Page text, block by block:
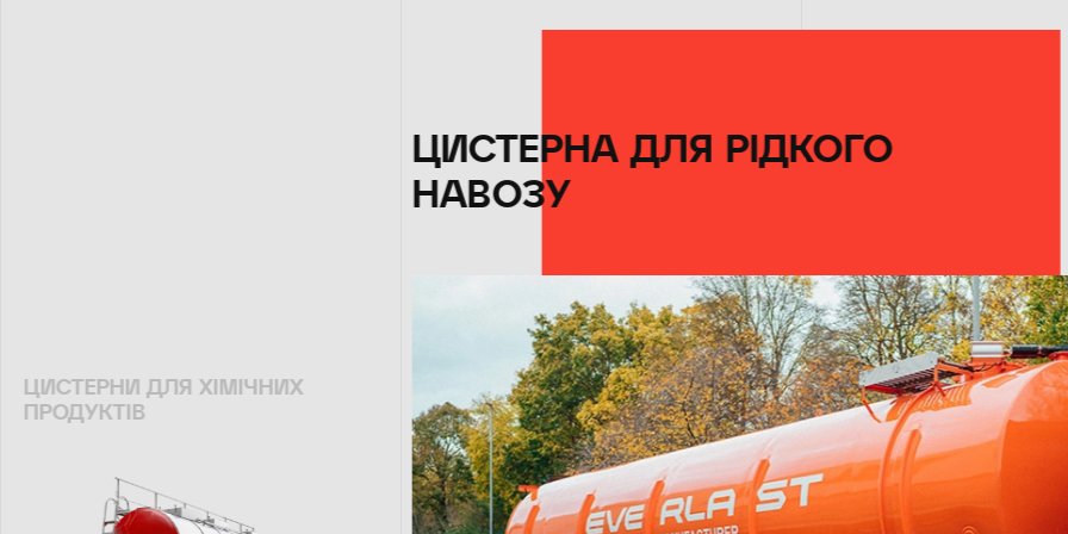
ЦИСТЕРНИ ДЛЯ ХІМІЧНИХ
ПРОДУКТІВ
ЦИСТЕРНА ДЛЯ РІДКОГО
НАВОЗУ